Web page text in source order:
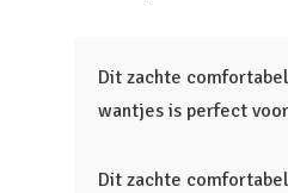
Dit zachte
wantjes is perfect voor
Dit zachte